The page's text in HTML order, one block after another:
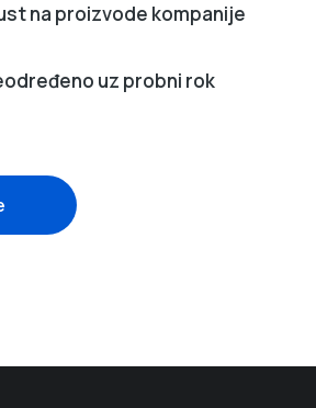
na proizvode kompanije
uz probni rok